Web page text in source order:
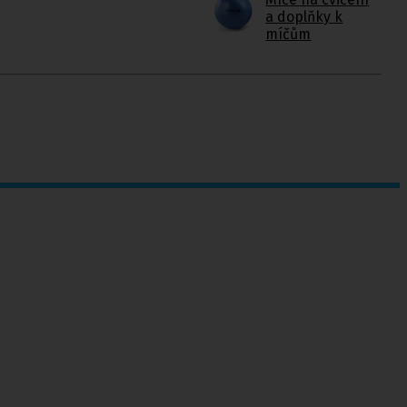
a doplňky k
míčům